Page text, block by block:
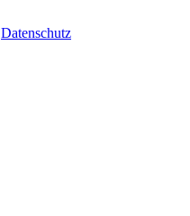
Datenschutz